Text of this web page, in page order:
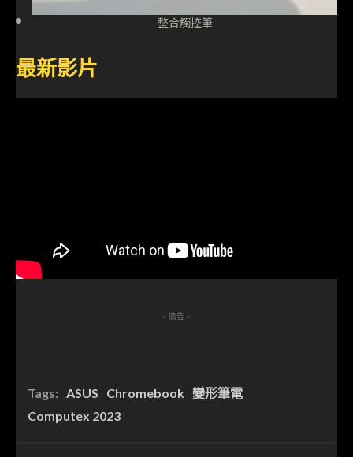
整合觸控筆
最新影片
- 廣告 -
Tags: ASUS Chromebook 變形筆電
Computex 2023